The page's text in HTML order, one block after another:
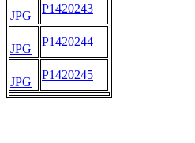
JPG
P1420243
JPG
P1420244
JPG
P1420245